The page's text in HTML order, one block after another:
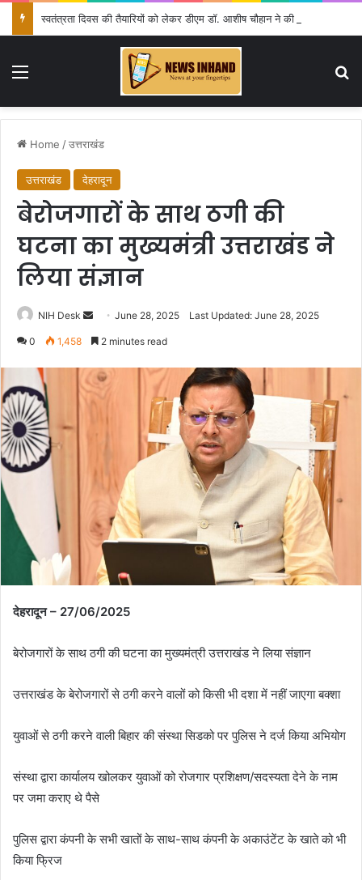
Menu
Home /उत्तराखंड
उत्तराखंड देहरादून
बेरोजगारों के साथ ठगी की
घटना का मुख्यमंत्री उत्तराखंड ने
लिया संज्ञान
NIH Desk
Send
an
June 28, 2025 Last Updated: June 28, 2025
0 1,458 2 minutes read
देहरादून – 27/06/2025
बेरोजगारों के साथ ठगी की घटना का मुख्यमंत्री उत्तराखंड ने लिया संज्ञान
उत्तराखंड के बेरोजगारों से ठगी करने वालों को किसी भी दशा में नहीं जाएगा बक्शा
युवाओं से ठगी करने वाली बिहार की संस्था सिडको पर पुलिस ने दर्ज किया अभियोग
संस्था द्वारा कार्यालय खोलकर युवाओं को रोजगार प्रशिक्षण/सदस्यता देने के नाम
पर जमा कराए थे पैसे
पुलिस द्वारा कंपनी के सभी खातों के साथ-साथ कंपनी के अकाउंटेंट के खाते को भी
किया फ्रिज